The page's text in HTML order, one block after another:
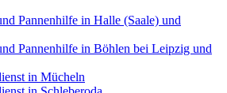
Pannenhilfe in Halle (Saale) und
Pannenhilfe in Böhlen bei Leipzig und
in Mücheln